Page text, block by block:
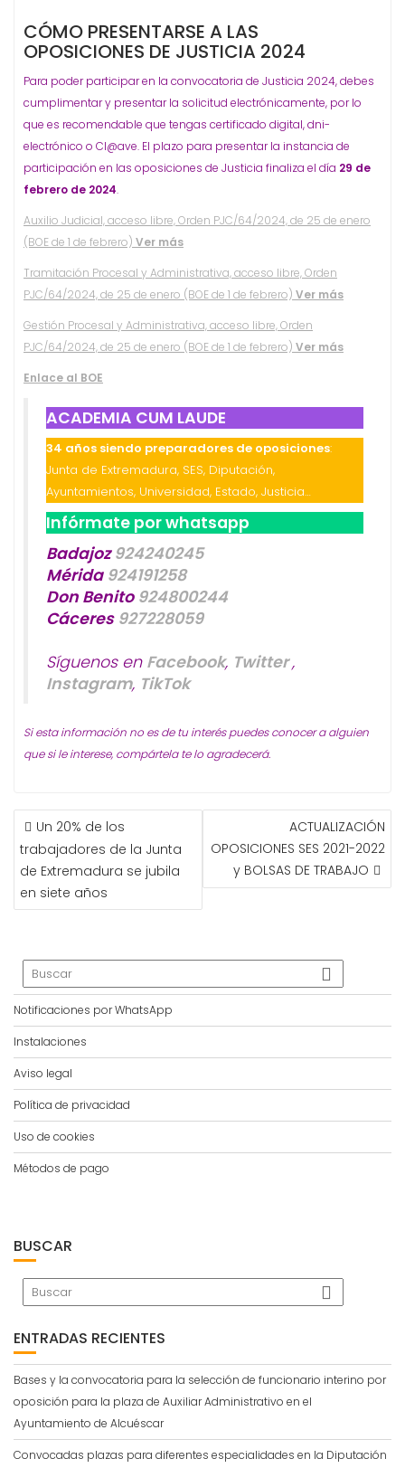
CÓMO PRESENTARSE A LAS
OPOSICIONES DE JUSTICIA 2024
Para poder participar en la convocatoria de Justicia 2024, debes
cumplimentar y presentar la solicitud electrónicamente, por lo
que es recomendable que tengas certificado digital, dni-
electrónico o Cl@ave. El plazo para presentar la instancia de
participación en las oposiciones de Justicia finaliza el día 29 de
febrero de 2024.
Auxilio Judicial, acceso libre, Orden PJC/64/2024, de 25 de enero
(BOE de 1 de febrero) Ver más
Tramitación Procesal y Administrativa, acceso libre, Orden
PJC/64/2024, de 25 de enero (BOE de 1 de febrero) Ver más
Gestión Procesal y Administrativa, acceso libre, Orden
PJC/64/2024, de 25 de enero (BOE de 1 de febrero) Ver más
Enlace al BOE
ACADEMIA CUM LAUDE
34 años siendo preparadores de oposiciones:
Junta de Extremadura, SES, Diputación,
Ayuntamientos, Universidad, Estado, Justicia…
Infórmate por whatsapp
Badajoz924240245
Mérida 924191258
Don Benito 924800244
Cáceres 927228059
Síguenos en Facebook, Twitter,
Instagram, TikTok
Si esta información no es de tu interés puedes conocer a alguien
que si le interese, compártela te lo agradecerá.
NAVEGACIÓN
DE
ENTRADAS
Un 20% de los
trabajadores de la Junta
de Extremadura se jubila
en siete años
ACTUALIZACIÓN
OPOSICIONES SES 2021-2022
y BOLSAS DE TRABAJO
Notificaciones por WhatsApp
Instalaciones
Aviso legal
Política de privacidad
Uso de cookies
Métodos de pago
BUSCAR
ENTRADAS RECIENTES
Bases y la convocatoria para la selección de funcionario interino por
oposición para la plaza de Auxiliar Administrativo en el
Ayuntamiento de Alcuéscar
Convocadas plazas para diferentes especialidades en la Diputación